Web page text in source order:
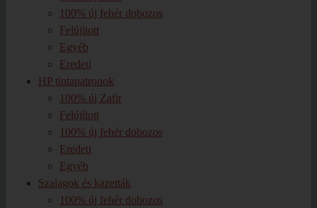
100% új fehér dobozos
Felújított
Egyéb
Eredeti
HP tintapatronok
100% új Zafir
Felújított
100% új fehér dobozos
Eredeti
Egyéb
Szalagok és kazetták
100% új fehér dobozos